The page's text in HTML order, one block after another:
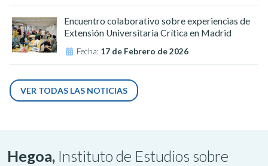
Encuentro colaborativo sobre experiencias de
Extensión Universitaria Crítica en Madrid
Fecha: 17 de Febrero de 2026
VER TODAS LAS NOTICIAS
Hegoa, Instituto de Estudios sobre